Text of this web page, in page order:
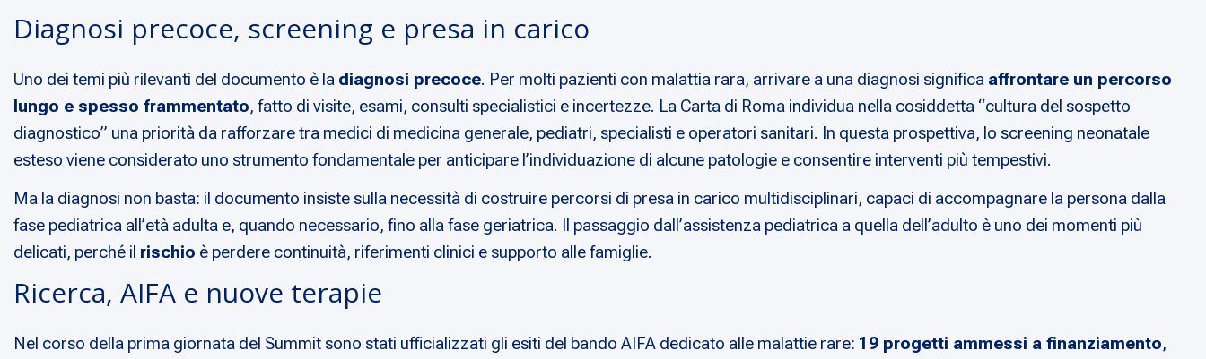
Diagnosi precoce, screening e presa in carico
Uno dei temi più rilevanti del documento è la diagnosi precoce. Per molti pazienti con malattia rara, arrivare a una diagnosi significa affrontare un percorso
lungo e spesso frammentato, fatto di visite, esami, consulti specialistici e incertezze. La Carta di Roma individua nella cosiddetta “cultura del sospetto
diagnostico” una priorità da rafforzare tra medici di medicina generale, pediatri, specialisti e operatori sanitari. In questa prospettiva, lo screening neonatale
esteso viene considerato uno strumento fondamentale per anticipare l’individuazione di alcune patologie e consentire interventi più tempestivi.
Ma la diagnosi non basta: il documento insiste sulla necessità di costruire percorsi di presa in carico multidisciplinari, capaci di accompagnare la persona dalla
fase pediatrica all’età adulta e, quando necessario, fino alla fase geriatrica. Il passaggio dall’assistenza pediatrica a quella dell’adulto è uno dei momenti più
delicati, perché il rischio è perdere continuità, riferimenti clinici e supporto alle famiglie.
Ricerca, AIFA e nuove terapie
Nel corso della prima giornata del Summit sono stati ufficializzati gli esiti del bando AIFA dedicato alle malattie rare: 19 progetti ammessi a finanziamento,